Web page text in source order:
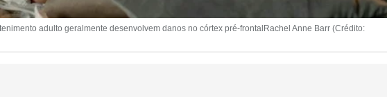
adulto geralmente desenvolvem danos no córtex pré-frontalRachel Anne Barr (Crédito: